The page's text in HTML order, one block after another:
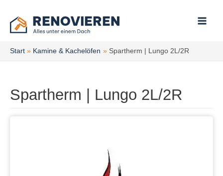
Inhalt
springen
Start Kamine & Kachelöfen Spartherm | Lungo 2L/2R
Spartherm | Lungo 2L/2R